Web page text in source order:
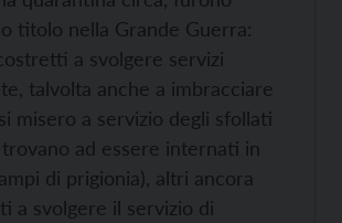
titolo nella Grande Guer­ra:
a svolgere servizi
talvolta anche a imbracciare
misero a servizio degli sfollati
ad essere internati in
di prigionia), altri ancora
a svolgere il servizio di